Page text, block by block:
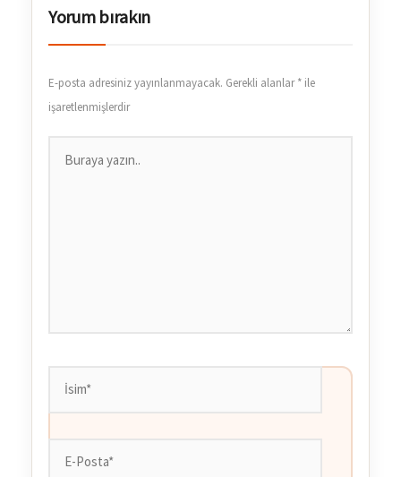
Yorum bırakın
E-posta adresiniz yayınlanmayacak. Gerekli alanlar* ile
işaretlenmişlerdir